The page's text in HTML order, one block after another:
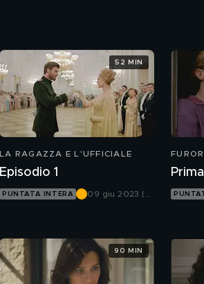
LA RAGAZZA E L'UFFICIALE
Episodio 1
PUNTATA INTERA
09 giu 2023 |
52 MIN
90 MIN